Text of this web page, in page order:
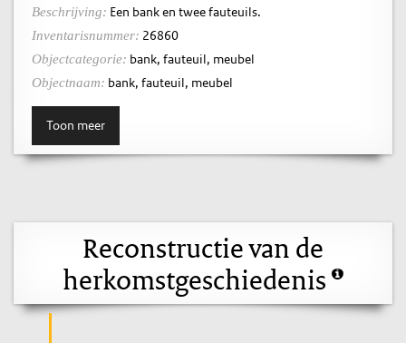
Beschrijving: Een bank en twee fauteuils.
Inventarisnummer: 26860
Objectcategorie: bank, fauteuil, meubel
Objectnaam: bank, fauteuil, meubel
Toon meer
Reconstructie van de
herkomstgeschiedenis